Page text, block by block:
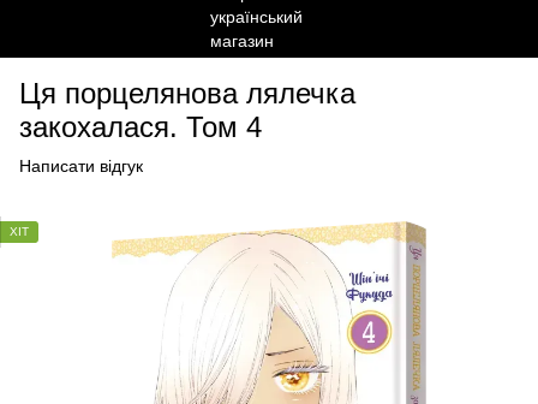
Ця порцелянова лялечка
закохалася. Том 4
Написати відгук
ХІТ